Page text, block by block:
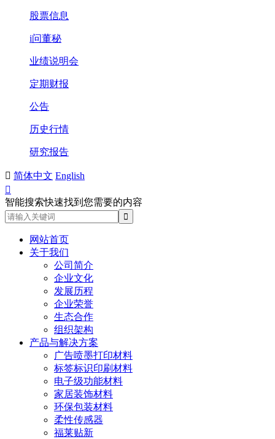
股票信息
i问董秘
业绩说明会
定期财报
公告
历史行情
研究报告
 简体中文 English

智能搜索快速找到您需要的内容
网站首页
关于我们
公司简介
企业文化
发展历程
企业荣誉
生态合作
组织架构
产品与解决方案
广告喷墨打印材料
标签标识印刷材料
电子级功能材料
家居装饰材料
环保包装材料
柔性传感器
福莱贴新